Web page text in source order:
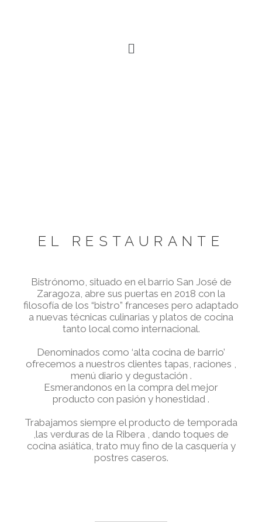
EL RESTAURANTE
Bistrónomo, situado en el barrio San José de
Zaragoza, abre sus puertas en 2018 con la
filosofía de los “bistro” franceses pero adaptado
a nuevas técnicas culinarias y platos de cocina
tanto local como internacional.
Denominados como ‘alta cocina de barrio’
ofrecemos a nuestros clientes tapas, raciones ,
menú diario y degustación .
Esmerandonos en la compra del mejor
producto con pasión y honestidad .
Trabajamos siempre el producto de temporada
,las verduras de la Ribera , dando toques de
cocina asiática, trato muy fino de la casquería y
postres caseros.